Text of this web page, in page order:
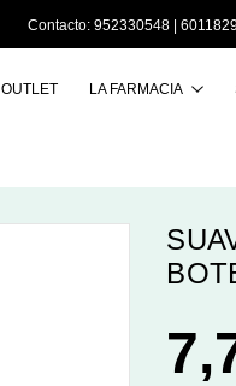
Contacto: 952330548 |
OUTLET LA FARMACIA